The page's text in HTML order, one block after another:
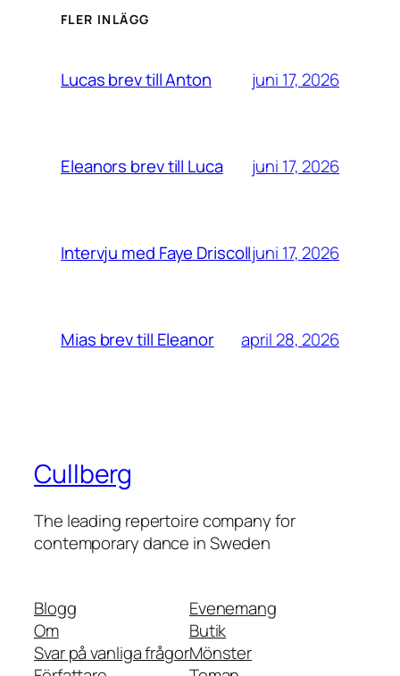
FLER INLÄGG
Lucas brev till Anton juni 17, 2026
Eleanors brev till Luca juni 17, 2026
Intervju med Faye Driscolljuni 17, 2026
Mias brev till Eleanor april 28, 2026
Cullberg
The leading repertoire company for
contemporary dance in Sweden
Blogg
Om
Svar på vanliga frågor
Evenemang
Butik
Mönster